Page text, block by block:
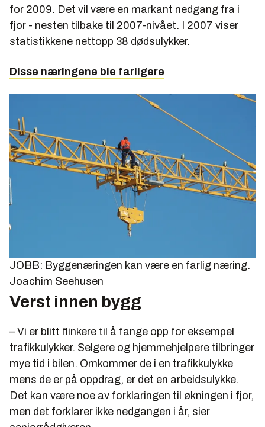
for 2009. Det vil være en markant nedgang fra i
fjor - nesten tilbake til 2007-nivået. I 2007 viser
statistikkene nettopp 38 dødsulykker.
Disse næringene ble farligere
JOBB: Byggenæringen kan være en farlig næring.
Joachim Seehusen
Verst innen bygg
– Vi er blitt flinkere til å fange opp for eksempel
trafikkulykker. Selgere og hjemmehjelpere tilbringer
mye tid i bilen. Omkommer de i en trafikkulykke
mens de er på oppdrag, er det en arbeidsulykke.
Det kan være noe av forklaringen til økningen i fjor,
men det forklarer ikke nedgangen i år, sier